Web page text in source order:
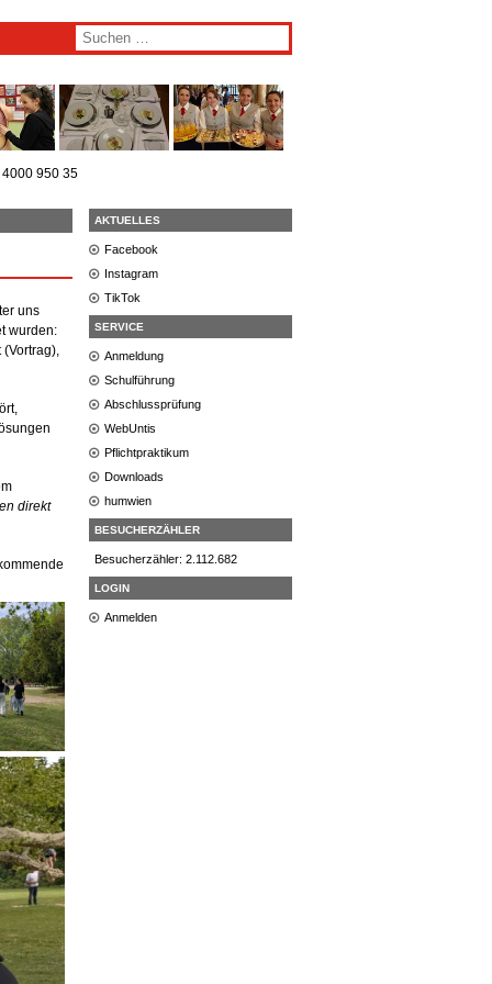
4000 950 35
uns
wurden:
direkt
AKTUELLES
Facebook
Instagram
TikTok
SERVICE
Anmeldung
Schulführung
Abschlussprüfung
WebUntis
Pflichtpraktikum
Downloads
humwien
BESUCHERZÄHLER
Besucherzähler: 2.112.682
LOGIN
Anmelden